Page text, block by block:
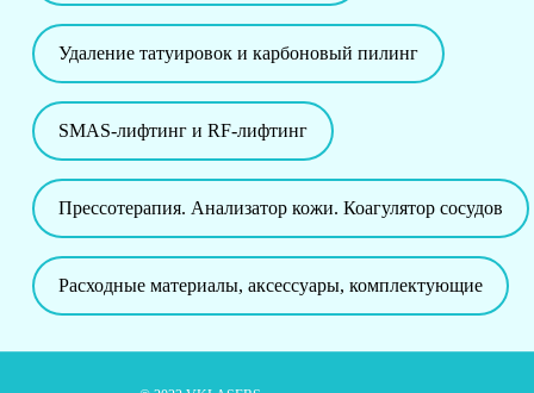
Удаление татуировок и карбоновый пилинг
SMAS-лифтинг и RF-лифтинг
Прессотерапия. Анализатор кожи. Коагулятор сосудов
Расходные материалы, аксессуары, комплектующие